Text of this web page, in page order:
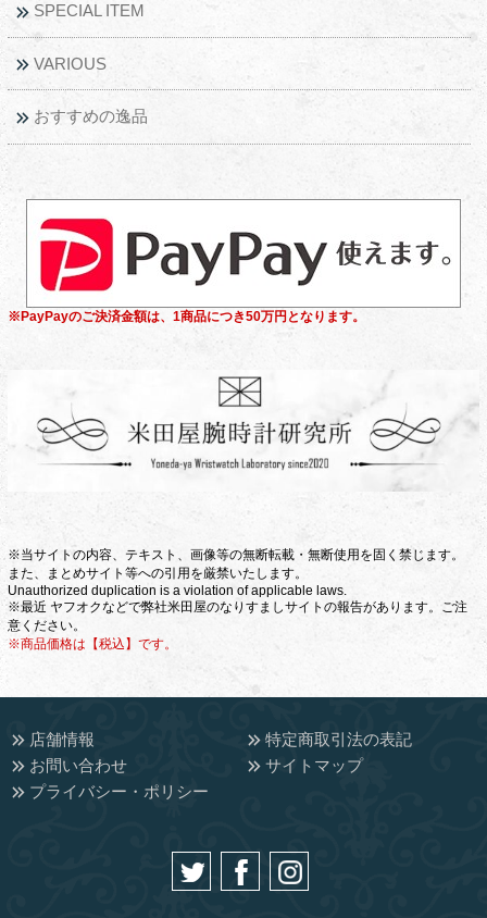
SPECIAL ITEM
VARIOUS
おすすめの逸品
※PayPayのご決済金額は、1商品につき50万円となります。
※当サイトの内容、テキスト、画像等の無断転載・無断使用を固く禁じます。
また、まとめサイト等への引用を厳禁いたします。
Unauthorized duplication is a violation of applicable laws.
※最近 ヤフオクなどで弊社米田屋のなりすましサイトの報告があります。ご注
意ください。
※商品価格は【税込】です。
店舗情報
特定商取引法の表記
お問い合わせ
サイトマップ
プライバシー・ポリシー